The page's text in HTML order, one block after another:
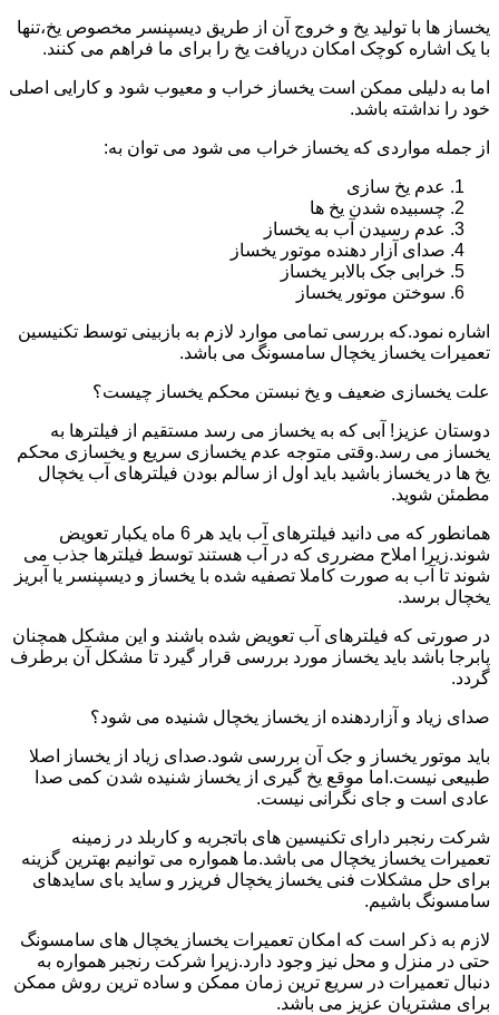
یخساز ها با تولید یخ و خروج آن از طریق دیسپنسر مخصوص یخ،تنها
با یک اشاره کوچک امکان دریافت یخ را برای ما فراهم می کنند.
اما به دلیلی ممکن است یخساز خراب و معیوب شود و کارایی اصلی
خود را نداشته باشد.
از جمله مواردی که یخساز خراب می شود می توان به:
عدم یخ سازی
چسبیده شدن یخ ها
عدم رسیدن آب به یخساز
صدای آزار دهنده موتور یخساز
خرابی جک بالابر یخساز
سوختن موتور یخساز
اشاره نمود.که بررسی تمامی موارد لازم به بازبینی توسط تکنیسین
تعمیرات یخساز یخچال سامسونگ می باشد.
علت یخسازی ضعیف و یخ نبستن محکم یخساز چیست؟
دوستان عزیز! آبی که به یخساز می رسد مستقیم از فیلترها به
یخساز می رسد.وقتی متوجه عدم یخسازی سریع و یخسازی محکم
یخ ها در یخساز باشید باید اول از سالم بودن فیلترهای آب یخچال
مطمئن شوید.
همانطور که می دانید فیلترهای آب باید هر 6 ماه یکبار تعویض
شوند.زیرا املاح مضرری که در آب هستند توسط فیلترها جذب می
شوند تا آب به صورت کاملا تصفیه شده با یخساز و دیسپنسر یا آبریز
یخچال برسد.
در صورتی که فیلترهای آب تعویض شده باشند و این مشکل همچنان
پابرجا باشد باید یخساز مورد بررسی قرار گیرد تا مشکل آن برطرف
گردد.
صدای زیاد و آزاردهنده از یخساز یخچال شنیده می شود؟
باید موتور یخساز و جک آن بررسی شود.صدای زیاد از یخساز اصلا
طبیعی نیست.اما موقع یخ گیری از یخساز شنیده شدن کمی صدا
عادی است و جای نگرانی نیست.
شرکت رنجبر دارای تکنیسین های باتجربه و کاربلد در زمینه
تعمیرات یخساز یخچال می باشد.ما همواره می توانیم بهترین گزینه
برای حل مشکلات فنی یخساز یخچال فریزر و ساید بای سایدهای
سامسونگ باشیم.
لازم به ذکر است که امکان تعمیرات یخساز یخچال های سامسونگ
حتی در منزل و محل نیز وجود دارد.زیرا شرکت رنجبر همواره به
دنبال تعمیرات در سریع ترین زمان ممکن و ساده ترین روش ممکن
برای مشتریان عزیز می باشد.